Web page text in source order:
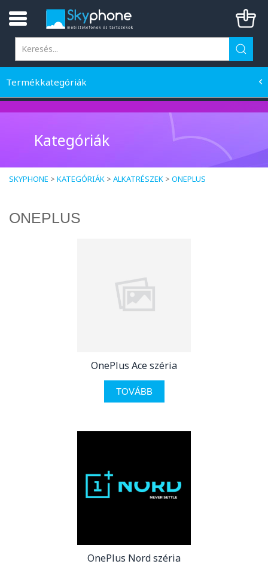
Termékkategóriák
Kategóriák
SKYPHONE > KATEGÓRIÁK > ALKATRÉSZEK > ONEPLUS
ONEPLUS
OnePlus Ace széria
TOVÁBB
OnePlus Nord széria